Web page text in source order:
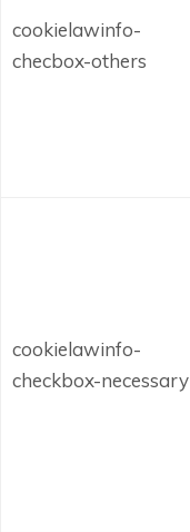
cookielawinfo-
checbox-others
cookielawinfo-
checkbox-necessary